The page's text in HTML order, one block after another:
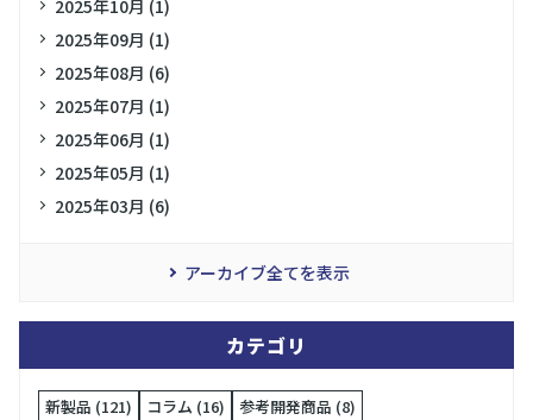
2025年10月 (1)
2025年09月 (1)
2025年08月 (6)
2025年07月 (1)
2025年06月 (1)
2025年05月 (1)
2025年03月 (6)
アーカイブ全てを表示
カテゴリ
新製品 (121) コラム (16) 参考開発商品 (8)